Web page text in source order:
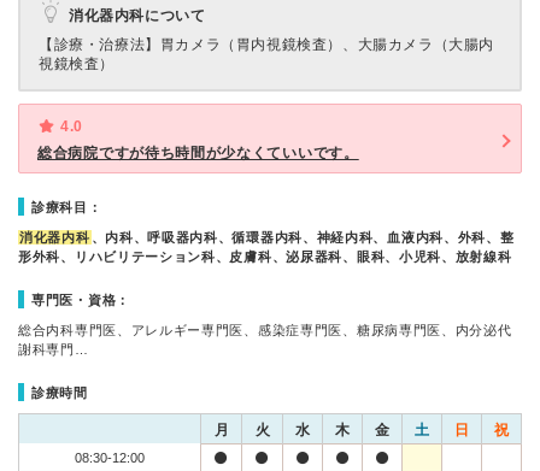
消化器内科について
【診療・治療法】 胃カメラ（胃内視鏡検査）、大腸カメラ（大腸内
視鏡検査）
4.0
総合病院ですが待ち時間が少なくていいです。
診療科目：
消化器内科 、内科、呼吸器内科、循環器内科、神経内科、血液内科、外科、整
形外科、リハビリテーション科、皮膚科、泌尿器科、眼科、小児科、放射線科
専門医・資格：
総合内科専門医、アレルギー専門医、感染症専門医、糖尿病専門医、内分泌代
謝科専門…
診療時間
月 火 水 木 金 土 日 祝
08:30-12:00